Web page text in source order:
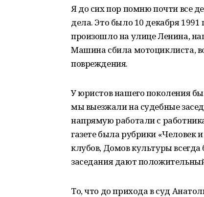
Я до сих пор помню почти все
дела. Это было 10 декабря
произошло на улице Ленина,
Машина сбила мотоциклиста,
повреждения.
У юристов нашего поколения
мы выезжали на судебные
напрямую работали с
газете была рубрики «Человек
клубов, Домов культуры
заседания дают
То, что до прихода в суд